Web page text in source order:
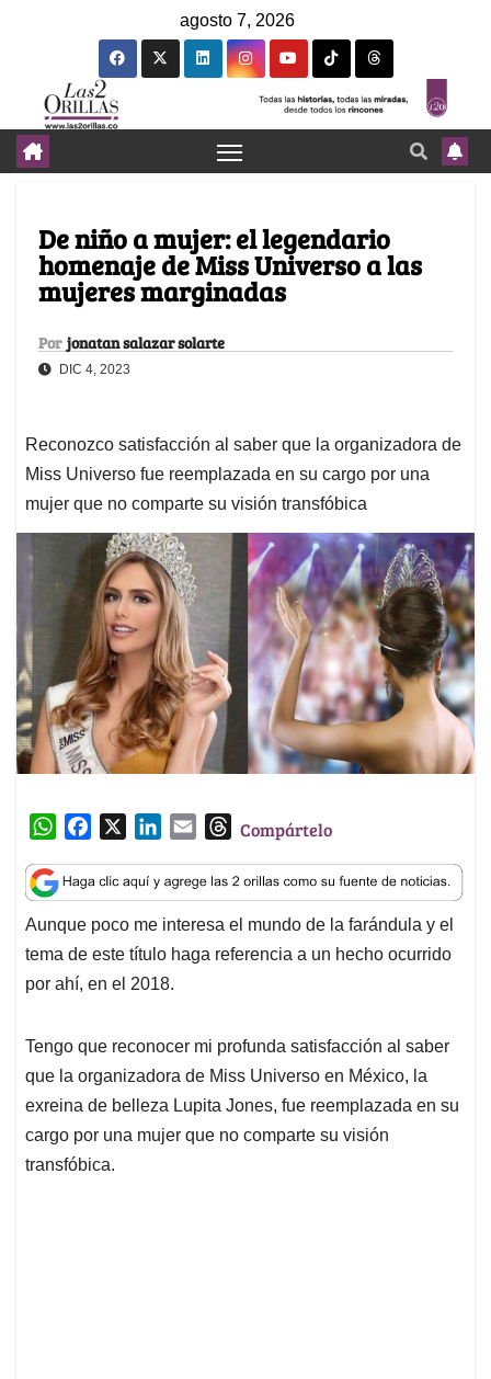
agosto 7, 2026
De niño a mujer: el legendario
homenaje de Miss Universo a las
mujeres marginadas
Por jonatan salazar solarte
DIC 4, 2023
Reconozco satisfacción al saber que la organizadora de
Miss Universo fue reemplazada en su cargo por una
mujer que no comparte su visión transfóbica
W
a
t
s
A
p
c
e
b
o
o
n
k
e
d
I
a
i
l
T
r
e
a
d
Compártelo
Aunque poco me interesa el mundo de la farándula y el
tema de este título haga referencia a un hecho ocurrido
por ahí, en el 2018.
Tengo que reconocer mi profunda satisfacción al saber
que la organizadora de Miss Universo en México, la
exreina de belleza Lupita Jones, fue reemplazada en su
cargo por una mujer que no comparte su visión
transfóbica.